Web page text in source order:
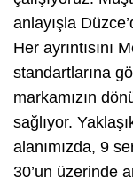
anlayışla
Her ayrıntısını
standartlarına
markamızın
sağlıyor.
alanımızda, 9
30’un üzerinde